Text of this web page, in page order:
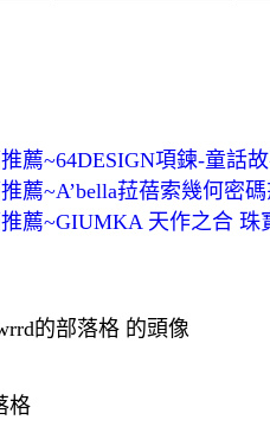
薦~64DESIGN項鍊-童話
薦~A’bella菈蓓索幾何密
薦~GIUMKA 天作之合 珠
格